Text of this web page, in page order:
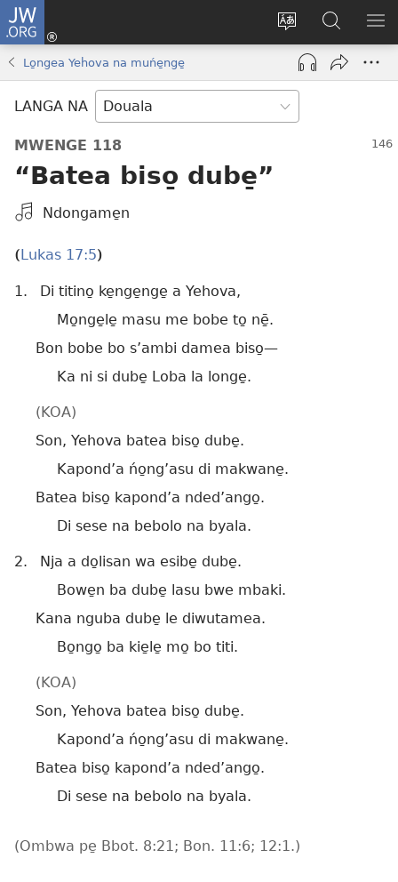
JW.ORG
Tukwa
eyem’a
bwambo
ya
mulomba
Ingea
(opens
window)
Muwaso
JW.ORG
Lo̱ngea Yehova na muńe̱nge̱
LANGA NA
MWENGE 118
“Batea biso̱ dube̱”
Select
Audio
Ndongame̱n
(Lukas 17:5)
1.
Di titino̱ ke̱nge̱nge̱ a Yehova,
Mo̱nge̱le̱ masu me bobe to̱ nē̱.
Bon bobe bo s’ambi damea biso̱​—
Ka ni si dube̱ Loba la longe̱.
(KOA)
Son, Yehova batea biso̱ dube̱.
Kapond’a ńo̱ng’asu di makwane̱.
Batea biso̱ kapond’a nded’ango̱.
Di sese na bebolo na byala.
2.
Nja a do̱lisan wa esibe̱ dube̱.
Bowe̱n ba dube̱ lasu bwe mbaki.
Kana nguba dube̱ le diwutamea.
Bo̱ngo̱ ba kie̱le̱ mo̱ bo titi.
(KOA)
Son, Yehova batea biso̱ dube̱.
Kapond’a ńo̱ng’asu di makwane̱.
Batea biso̱ kapond’a nded’ango̱.
Di sese na bebolo na byala.
(Ombwa pe̱ Bbot. 8:21; Bon. 11:6; 12:1.)